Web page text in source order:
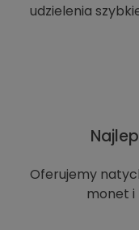
udzielenia
Oferujemy
monet i